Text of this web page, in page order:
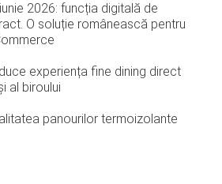
2026: funcția digitală de
O soluție românească pentru
experiența fine dining direct
al biroului
panourilor termoizolante